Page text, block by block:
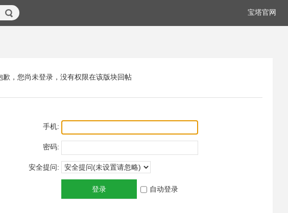
宝塔官网
歉，您尚未登录，没有权限在该版块回帖
手机:
密码:
安全提问:
登录 自动登录